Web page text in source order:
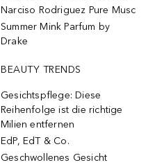
Narciso Rodriguez Pure Musc
Summer Mink Parfum by
Drake
BEAUTY TRENDS
Gesichtspflege: Diese
Reihenfolge ist die richtige
Milien entfernen
EdP, EdT & Co.
Geschwollenes Gesicht